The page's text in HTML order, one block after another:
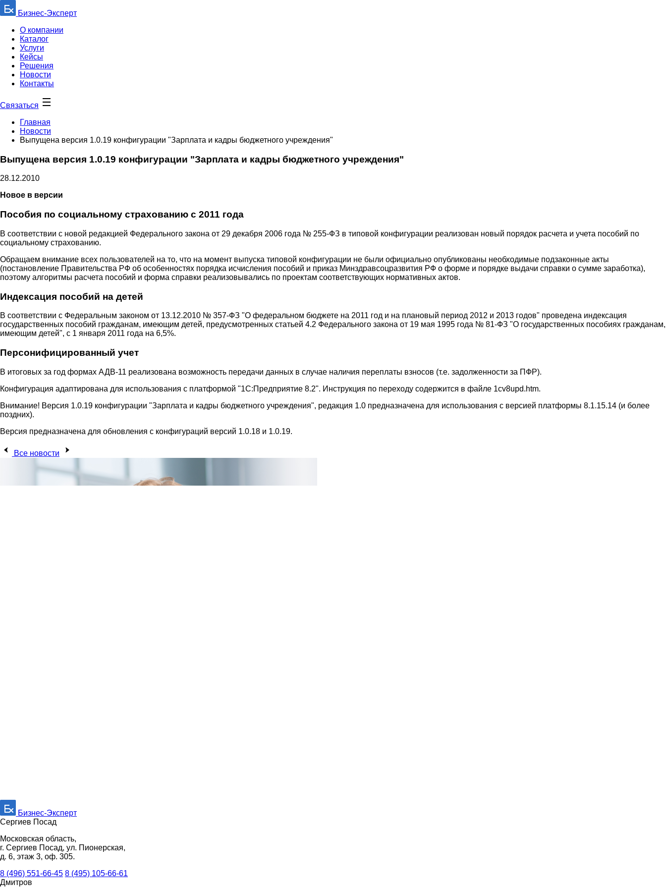
Бизнес-Эксперт
О компании
Каталог
Услуги
Кейсы
Решения
Новости
Контакты
Связаться
Главная
Новости
Выпущена версия 1.0.19 конфигурации "Зарплата и кадры бюджетного учреждения"
Выпущена версия 1.0.19 конфигурации "Зарплата и кадры бюджетного учреждения"
28.12.2010
Новое в версии
Пособия по социальному страхованию с 2011 года
В соответствии с новой редакцией Федерального закона от 29 декабря 2006 года № 255-ФЗ в типовой конфигурации реализован новый порядок расчета и учета пособий по
социальному страхованию.
Обращаем внимание всех пользователей на то, что на момент выпуска типовой конфигурации не были официально опубликованы необходимые подзаконные акты
(постановление Правительства РФ об особенностях порядка исчисления пособий и приказ Минздравсоцразвития РФ о форме и порядке выдачи справки о сумме заработка),
поэтому алгоритмы расчета пособий и форма справки реализовывались по проектам соответствующих нормативных актов.
Индексация пособий на детей
В соответствии с Федеральным законом от 13.12.2010 № 357-ФЗ "О федеральном бюджете на 2011 год и на плановый период 2012 и 2013 годов" проведена индексация
государственных пособий гражданам, имеющим детей, предусмотренных статьей 4.2 Федерального закона от 19 мая 1995 года № 81-ФЗ "О государственных пособиях гражданам,
имеющим детей", с 1 января 2011 года на 6,5%.
Персонифицированный учет
В итоговых за год формах АДВ-11 реализована возможность передачи данных в случае наличия переплаты взносов (т.е. задолженности за ПФР).
Конфигурация адаптирована для использования с платформой "1С:Предприятие 8.2". Инструкция по переходу содержится в файле 1cv8upd.htm.
Внимание! Версия 1.0.19 конфигурации "Зарплата и кадры бюджетного учреждения", редакция 1.0 предназначена для использования с версией платформы 8.1.15.14 (и более
поздних).
Версия предназначена для обновления с конфигураций версий 1.0.18 и 1.0.19.
Все новости
Бизнес-Эксперт
Сергиев Посад
Московская область,
г. Сергиев Посад, ул. Пионерская,
д. 6, этаж 3, оф. 305.
8 (496) 551-66-45 8 (495) 105-66-61
Дмитров